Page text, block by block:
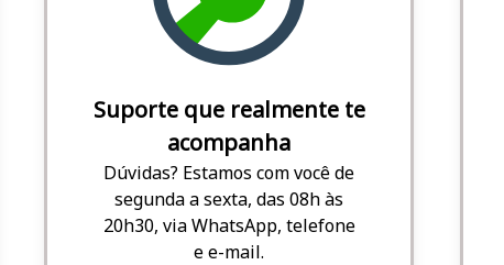
Suporte que realmente te
acompanha
Dúvidas? Estamos com você de
segunda a sexta, das 08h às
20h30, via WhatsApp, telefone
e e-mail.